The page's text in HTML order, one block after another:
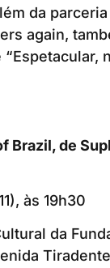
da
again,
Brazil, de
às 19h30
da